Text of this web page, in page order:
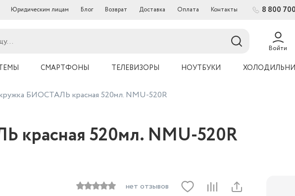
Юридическим лицам Блог Возврат Доставка Оплата Контакты 8 800
Войти
СМАРТФОНЫ ТЕЛЕВИЗОРЫ НОУТБУКИ
БИОСТАЛЬ красная 520мл. NMU-520R
красная 520мл. NMU-520R
нет отзывов